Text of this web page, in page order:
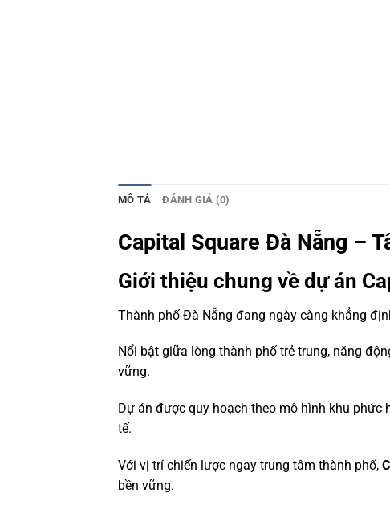
MÔ TẢ ĐÁNH GIÁ (0)
Capital Square Đà Nẵng –
Giới thiệu chung về dự án
Thành phố Đà Nẵng đang ngày càng khẳng
Nổi bật giữa lòng thành phố trẻ trung, năng
vững.
Dự án được quy hoạch theo mô hình khu phức
tế.
Với vị trí chiến lược ngay trung tâm thành phố,
bền vững.